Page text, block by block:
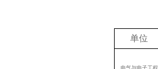
单位
电气与电子工程